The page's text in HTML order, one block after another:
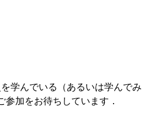
学んでいる（あるいは学んでみ
参加をお待ちしています．